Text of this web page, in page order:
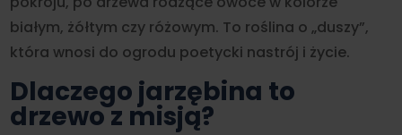
białym, żółtym czy różowym. To roślina o „duszy”,
która wnosi do ogrodu poetycki nastrój i życie.
Dlaczego jarzębina to
drzewo z misją?